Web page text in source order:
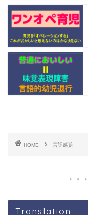
HOME 言語感覚
Translation